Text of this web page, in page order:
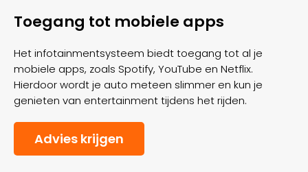
Toegang tot mobiele apps
Het infotainmentsysteem biedt toegang tot al je
mobiele apps, zoals Spotify, YouTube en Netflix.
Hierdoor wordt je auto meteen slimmer en kun je
genieten van entertainment tijdens het rijden.
Advies krijgen